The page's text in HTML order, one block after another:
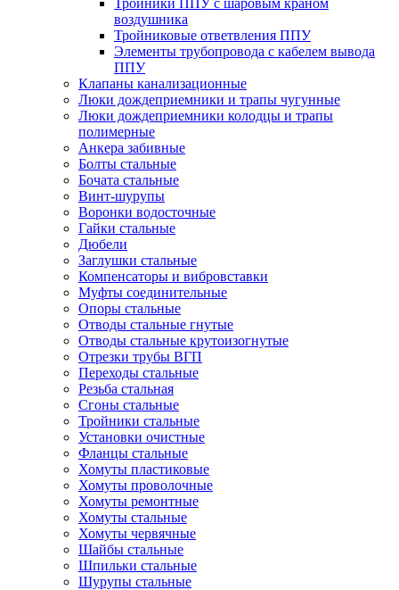
Тройники ППУ с шаровым краном
воздушника
Тройниковые ответвления ППУ
Элементы трубопровода с кабелем вывода
ППУ
Клапаны канализационные
Люки дождеприемники и трапы чугунные
Люки дождеприемники колодцы и трапы
полимерные
Анкера забивные
Болты стальные
Бочата стальные
Винт-шурупы
Воронки водосточные
Гайки стальные
Дюбели
Заглушки стальные
Компенсаторы и вибровставки
Муфты соединительные
Опоры стальные
Отводы стальные гнутые
Отводы стальные крутоизогнутые
Отрезки трубы ВГП
Переходы стальные
Резьба стальная
Сгоны стальные
Тройники стальные
Установки очистные
Фланцы стальные
Хомуты пластиковые
Хомуты проволочные
Хомуты ремонтные
Хомуты стальные
Хомуты червячные
Шайбы стальные
Шпильки стальные
Шурупы стальные